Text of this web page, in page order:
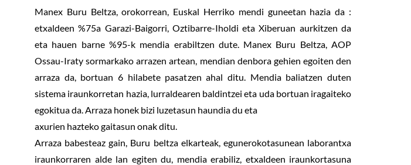
Manex Buru Beltza, orokorrean, Euskal Herriko mendi guneetan hazia da :
etxaldeen %75a Garazi-Baigorri, Oztibarre-Iholdi eta Xiberuan aurkitzen da
eta hauen barne %95-k mendia erabiltzen dute. Manex Buru Beltza, AOP
Ossau-Iraty sormarkako arrazen artean, mendian denbora gehien egoiten den
arraza da, bortuan 6 hilabete pasatzen ahal ditu. Mendia baliatzen duten
sistema iraunkorretan hazia, lurraldearen baldintzei eta uda bortuan iragaiteko
egokitua da. Arraza honek bizi luzetasun haundia du eta
axurien hazteko gaitasun onak ditu.
Arraza babesteaz gain, Buru beltza elkarteak, egunerokotasunean laborantxa
iraunkorraren alde lan egiten du, mendia erabiliz, etxaldeen iraunkortasuna